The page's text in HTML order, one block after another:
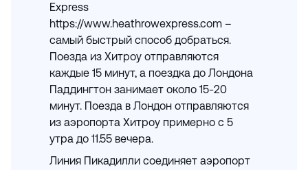
Express
https://www.heathrowexpress.com –
самый быстрый способ добраться.
Поезда из Хитроу отправляются
каждые 15 минут, а поездка до Лондона
Паддингтон занимает около 15-20
минут. Поезда в Лондон отправляются
из аэропорта Хитроу примерно с 5
утра до 11.55 вечера.
Линия Пикадилли соединяет аэропорт